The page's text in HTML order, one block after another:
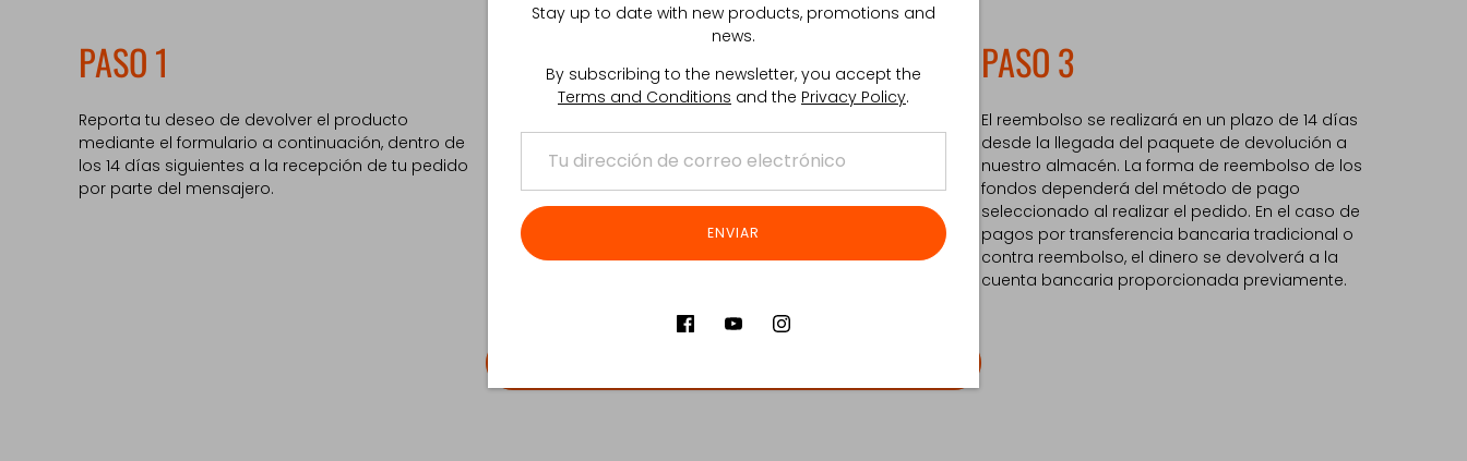
PASO 1
Reporta tu deseo de devolver el producto
mediante el formulario a continuación, dentro de
los 14 días siguientes a la recepción de tu pedido
por parte del mensajero.
PASO 2
figura en el pie de página del sitio web. El envío
puede realizarse por mensajería o por correo
postal. Recuerda que tú asumes el coste de este
envío, y que no se aceptarán paquetes contra
reembolso.
PASO 3
El reembolso se realizará en un plazo de 14 días
desde la llegada del paquete de devolución a
nuestro almacén. La forma de reembolso de los
fondos dependerá del método de pago
seleccionado al realizar el pedido. En el caso de
pagos por transferencia bancaria tradicional o
contra reembolso, el dinero se devolverá a la
cuenta bancaria proporcionada previamente.
Stay up to date with new products, promotions and
news.
By subscribing to the newsletter, you accept the
Terms and Conditions and the Privacy Policy.
ENVIAR